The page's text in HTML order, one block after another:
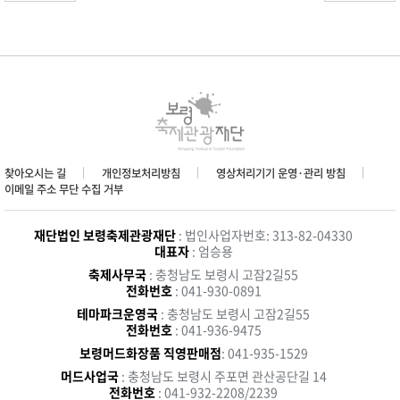
찾아오시는 길 개인정보처리방침
영상처리기기 운영·관리 방침
이메일 주소 무단 수집 거부
재단법인 보령축제관광재단 : 법인사업자번호: 313-82-04330
대표자: 엄승용
축제사무국 : 충청남도 보령시 고잠2길55
전화번호 : 041-930-0891
테마파크운영국 : 충청남도 보령시 고잠2길55
전화번호 : 041-936-9475
보령머드화장품 직영판매점: 041-935-1529
머드사업국 : 충청남도 보령시 주포면 관산공단길 14
전화번호 : 041-932-2208/2239